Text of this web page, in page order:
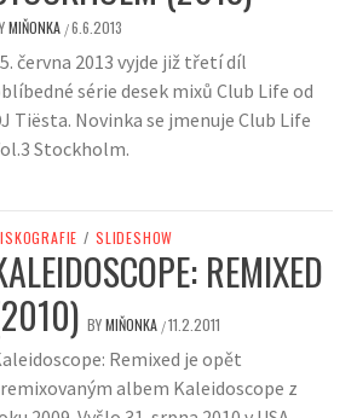
MIŇONKA /6.6.2013
června 2013 vyjde již třetí díl
série desek mixů Club Life od
Tiësta. Novinka se jmenuje Club Life
Stockholm.
/ SLIDESHOW
REMIXED
BYMIŇONKA /11.2.2011
Remixed je opět
albem Kaleidoscope z